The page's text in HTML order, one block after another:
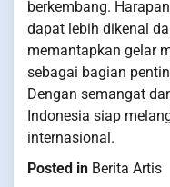
berkembang.
dapat lebih dikenal
memantapkan gelar
sebagai bagian
Dengan semangat
Indonesia siap
internasional.
Posted in Berita Artis